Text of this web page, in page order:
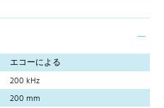
エコーによる
200 kHz
200 mm